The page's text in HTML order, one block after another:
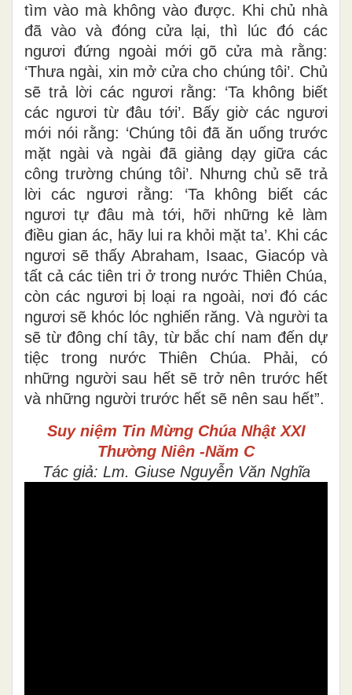
tìm vào mà không vào được. Khi chủ nhà
đã vào và đóng cửa lại, thì lúc đó các
ngươi đứng ngoài mới gõ cửa mà rằng:
‘Thưa ngài, xin mở cửa cho chúng tôi’. Chủ
sẽ trả lời các ngươi rằng: ‘Ta không biết
các ngươi từ đâu tới’. Bấy giờ các ngươi
mới nói rằng: ‘Chúng tôi đã ăn uống trước
mặt ngài và ngài đã giảng dạy giữa các
công trường chúng tôi’. Nhưng chủ sẽ trả
lời các ngươi rằng: ‘Ta không biết các
ngươi tự đâu mà tới, hỡi những kẻ làm
điều gian ác, hãy lui ra khỏi mặt ta’. Khi các
ngươi sẽ thấy Abraham, Isaac, Giacóp và
tất cả các tiên tri ở trong nước Thiên Chúa,
còn các ngươi bị loại ra ngoài, nơi đó các
ngươi sẽ khóc lóc nghiến răng. Và người ta
sẽ từ đông chí tây, từ bắc chí nam đến dự
tiệc trong nước Thiên Chúa. Phải, có
những người sau hết sẽ trở nên trước hết
và những người trước hết sẽ nên sau hết”.
Suy niệm Tin Mừng Chúa Nhật XXI
Thường Niên -Năm C
Tác giả: Lm. Giuse Nguyễn Văn Nghĩa